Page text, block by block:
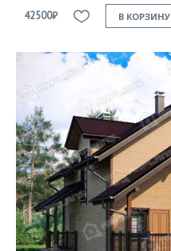
42500₽ В КОРЗИНУ